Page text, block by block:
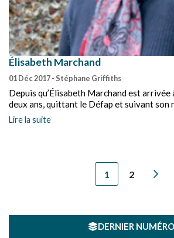
Élisabeth Marchand
01 Déc 2017- Stéphane Griffiths
Depuis qu’Élisabeth Marchand est arrivée
deux ans, quittant le Défap et suivant son
en théologie et futur pasteur du lieu, elle
son futur emploi. Après une pause et une
Lire la suite
1 2
DERNIER NUMÉRO